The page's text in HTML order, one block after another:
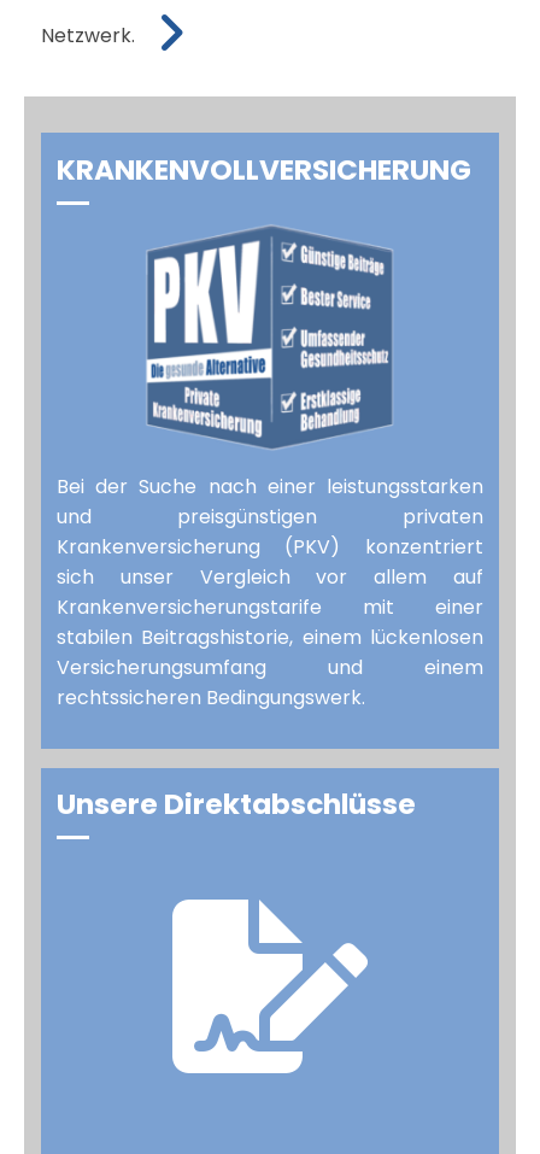
Netzwerk.
KRANKENVOLL­VERSICHERUNG
Bei der Suche nach einer leistungsstarken
und preisgünstigen privaten
Krankenversicherung (PKV) konzentriert
sich unser Vergleich vor allem auf
Krankenversicherungstarife mit einer
stabilen Beitragshistorie, einem lückenlosen
Versicherungsumfang und einem
rechtssicheren Bedingungswerk.
Unsere Direkt­abschlüsse